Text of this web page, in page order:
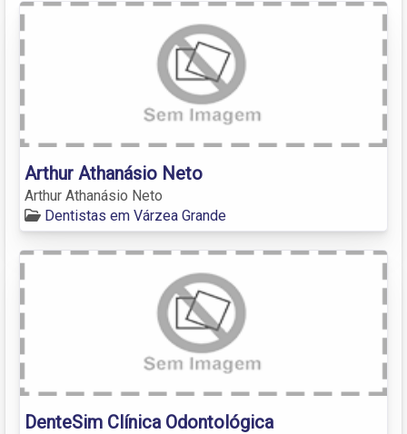
Arthur Athanásio Neto
Arthur Athanásio Neto
Dentistas em Várzea Grande
DenteSim Clínica Odontológica